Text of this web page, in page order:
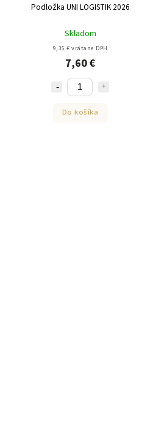
Podložka UNI LOGISTIK 2026
Skladom
9,35 € vrátane DPH
7,60 €
Do košíka